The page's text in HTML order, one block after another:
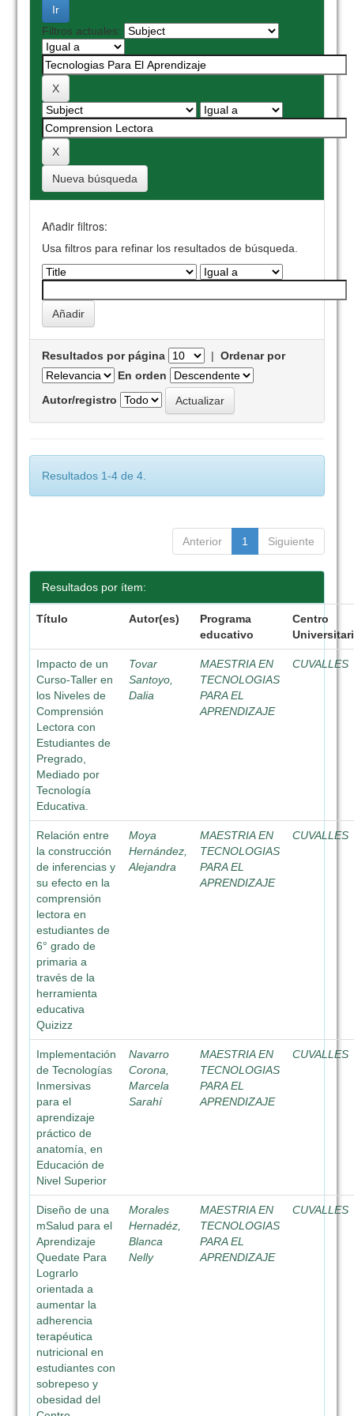
Filtros actuales:
Nueva búsqueda
Añadir filtros:
Usa filtros para refinar los resultados de búsqueda.
Resultados por página |Ordenar por
En orden
Autor/registro
Resultados 1-4 de 4.
Anterior 1 Siguiente
Resultados por ítem:
Título Autor(es)
Programa
educativo
Centro
Impacto de un
Curso-Taller en
los Niveles de
Comprensión
Lectora con
Estudiantes de
Pregrado,
Mediado por
Tecnología
Educativa.
Tovar
Santoyo,
Dalia
MAESTRIA EN
TECNOLOGIAS
PARA EL
APRENDIZAJE
CUVALLES
Relación entre
la construcción
de inferencias y
su efecto en la
comprensión
lectora en
estudiantes de
6° grado de
primaria a
través de la
herramienta
educativa
Quizizz
Moya
Hernández,
Alejandra
MAESTRIA EN
TECNOLOGIAS
PARA EL
APRENDIZAJE
CUVALLES
Implementación
de Tecnologías
Inmersivas
para el
aprendizaje
práctico de
anatomía, en
Educación de
Nivel Superior
Navarro
Corona,
Marcela
Sarahí
MAESTRIA EN
TECNOLOGIAS
PARA EL
APRENDIZAJE
CUVALLES
Diseño de una
mSalud para el
Aprendizaje
Quedate Para
Lograrlo
orientada a
aumentar la
adherencia
terapéutica
nutricional en
estudiantes con
sobrepeso y
obesidad del
Morales
Hernadéz,
Blanca
Nelly
MAESTRIA EN
TECNOLOGIAS
PARA EL
APRENDIZAJE
CUVALLES